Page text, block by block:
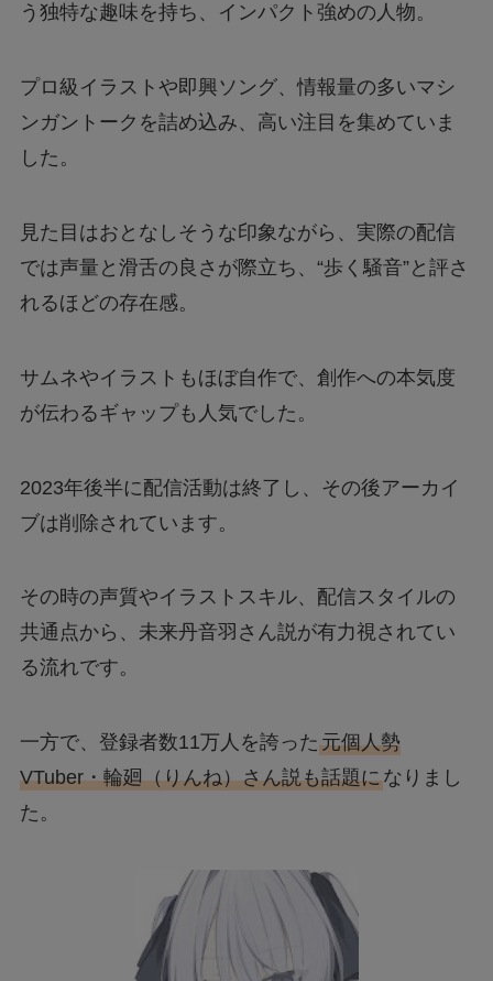
う独特な趣味を持ち、インパクト強めの人物。
プロ級イラストや即興ソング、情報量の多いマシ
ンガントークを詰め込み、高い注目を集めていま
した。
見た目はおとなしそうな印象ながら、実際の配信
では声量と滑舌の良さが際立ち、“歩く騒音”と評さ
れるほどの存在感。
サムネやイラストもほぼ自作で、創作への本気度
が伝わるギャップも人気でした。
2023年後半に配信活動は終了し、その後アーカイ
ブは削除されています。
その時の声質やイラストスキル、配信スタイルの
共通点から、未来丹音羽さん説が有力視されてい
る流れです。
一方で、登録者数11万人を誇った元個人勢
VTuber・輪廻（りんね）さん説も話題になりまし
た。